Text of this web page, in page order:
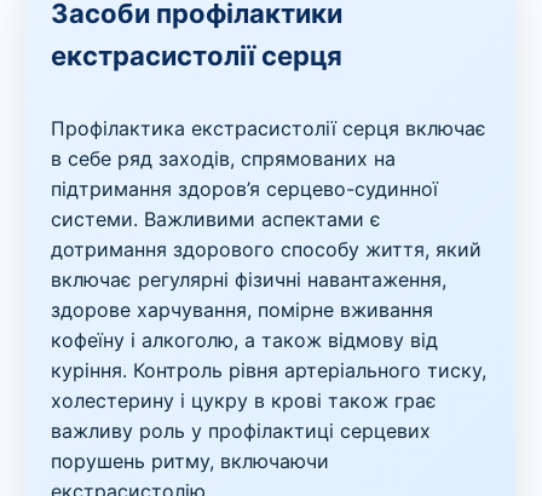
Засоби профілактики
екстрасистолії серця
Профілактика екстрасистолії серця включає
в себе ряд заходів, спрямованих на
підтримання здоров’я серцево-судинної
системи. Важливими аспектами є
дотримання здорового способу життя, який
включає регулярні фізичні навантаження,
здорове харчування, помірне вживання
кофеїну і алкоголю, а також відмову від
куріння. Контроль рівня артеріального тиску,
холестерину і цукру в крові також грає
важливу роль у профілактиці серцевих
порушень ритму, включаючи
екстрасистолію.